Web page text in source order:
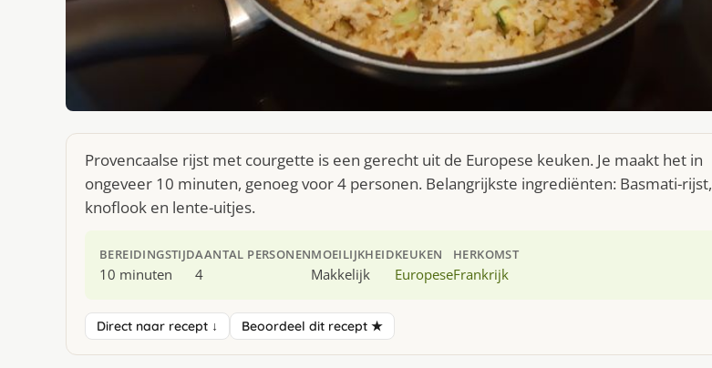
Provencaalse rijst met courgette is een gerecht uit de Europese keuken. Je maakt het in
ongeveer 10 minuten, genoeg voor 4 personen. Belangrijkste ingrediënten: Basmati-rijst,
knoflook en lente-uitjes.
BEREIDINGSTIJD
10 minuten
AANTAL PERSONEN
4
MOEILIJKHEID
Makkelijk
KEUKEN
Europese
HERKOMST
Frankrijk
Direct naar recept ↓ Beoordeel dit recept ★